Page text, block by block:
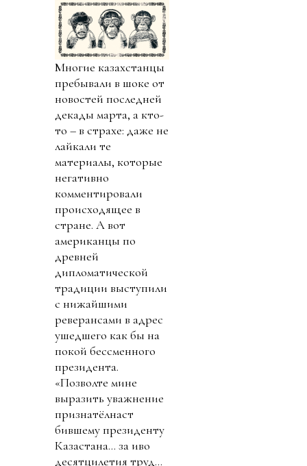
Многие казахстанцы
пребывали в шоке от
новостей последней
декады марта, а кто-
то – в страхе: даже не
лайкали те
материалы, которые
негативно
комментировали
происходящее в
стране. А вот
американцы по
древней
дипломатической
традиции выступили
с нижайшими
реверансами в адрес
ушедшего как бы на
покой бессменного
президента.
«Позволте мине
выразить уважнение
признатёлнаст
бившему президенту
Казастана… за иво
десятцилетия труд…